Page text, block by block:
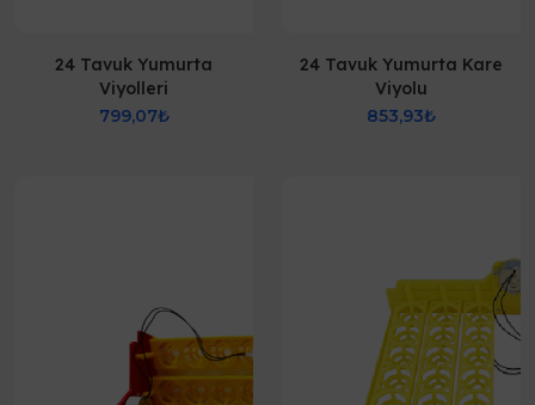
24 Tavuk Yumurta
Viyolleri
799,07₺
24 Tavuk Yumurta Kare
Viyolu
853,93₺